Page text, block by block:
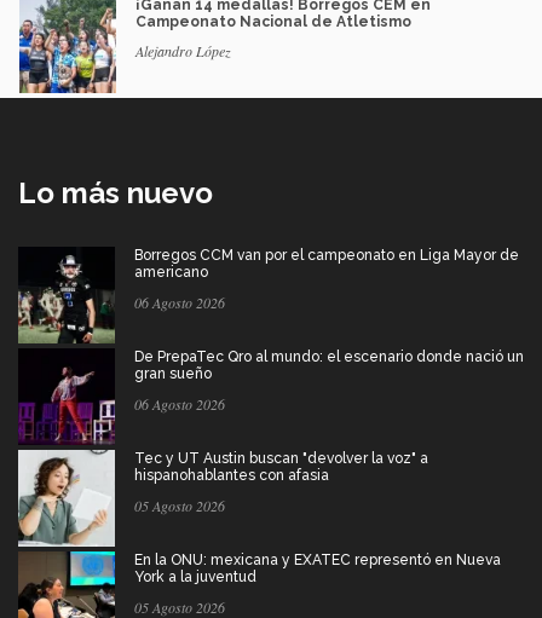
¡Ganan 14 medallas! Borregos CEM en
Campeonato Nacional de Atletismo
Alejandro López
Lo más nuevo
Borregos CCM van por el campeonato en Liga Mayor de
americano
06 Agosto 2026
De PrepaTec Qro al mundo: el escenario donde nació un
gran sueño
06 Agosto 2026
Tec y UT Austin buscan "devolver la voz" a
hispanohablantes con afasia
05 Agosto 2026
En la ONU: mexicana y EXATEC representó en Nueva
York a la juventud
05 Agosto 2026